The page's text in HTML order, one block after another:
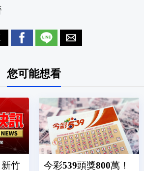
您可能想看
竹
今彩539頭獎800萬！